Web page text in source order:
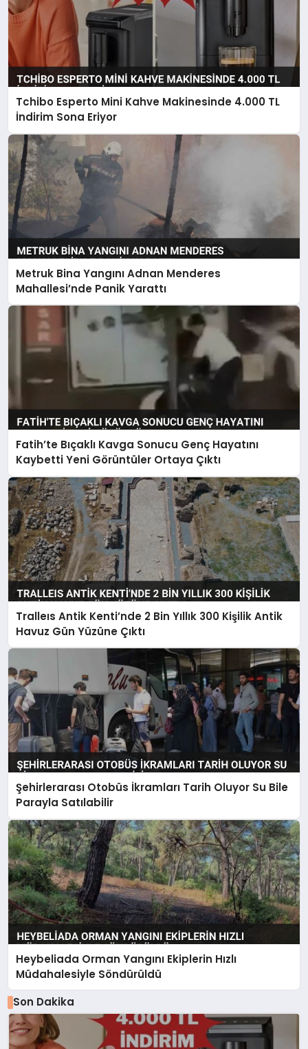
Tchibo Esperto Mini Kahve Makinesinde 4.000 TL
İndirim Sona Eriyor
Metruk Bina Yangını Adnan Menderes
Mahallesi’nde Panik Yarattı
Fatih’te Bıçaklı Kavga Sonucu Genç Hayatını
Kaybetti Yeni Görüntüler Ortaya Çıktı
Tralleıs Antik Kenti’nde 2 Bin Yıllık 300 Kişilik Antik
Havuz Gün Yüzüne Çıktı
Şehirlerarası Otobüs İkramları Tarih Oluyor Su Bile
Parayla Satılabilir
Heybeliada Orman Yangını Ekiplerin Hızlı
Müdahalesiyle Söndürüldü
Son Dakika